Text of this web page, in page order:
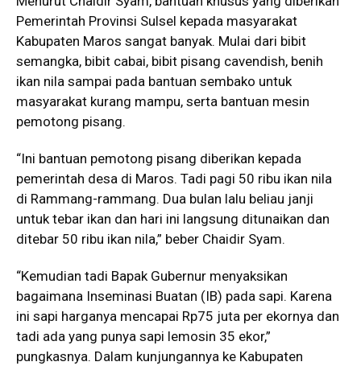
Pemerintah Provinsi Sulsel kepada masyarakat
Kabupaten Maros sangat banyak. Mulai dari bibit
semangka, bibit cabai, bibit pisang cavendish, benih
ikan nila sampai pada bantuan sembako untuk
masyarakat kurang mampu, serta bantuan mesin
pemotong pisang.
“Ini bantuan pemotong pisang diberikan kepada
pemerintah desa di Maros. Tadi pagi 50 ribu ikan nila
di Rammang-rammang. Dua bulan lalu beliau janji
untuk tebar ikan dan hari ini langsung ditunaikan dan
ditebar 50 ribu ikan nila,” beber Chaidir Syam.
“Kemudian tadi Bapak Gubernur menyaksikan
bagaimana Inseminasi Buatan (IB) pada sapi. Karena
ini sapi harganya mencapai Rp75 juta per ekornya dan
tadi ada yang punya sapi lemosin 35 ekor,”
pungkasnya. Dalam kunjungannya ke Kabupaten